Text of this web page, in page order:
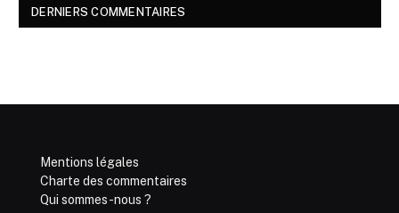
DERNIERS COMMENTAIRES
Mentions légales
Charte des commentaires
Qui sommes-nous ?